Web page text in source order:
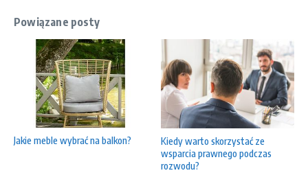
Powiązane posty
Jakie meble wybrać na balkon?
Kiedy warto skorzystać ze
wsparcia prawnego podczas
rozwodu?